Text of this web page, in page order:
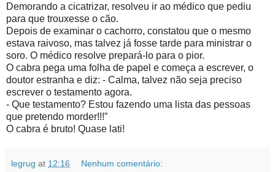
Demorando a cicatrizar, resolveu ir ao médico que pediu
para que trouxesse o cão.
Depois de examinar o cachorro, constatou que o mesmo
estava raivoso, mas talvez já fosse tarde para ministrar o
soro. O médico resolve prepará-lo para o pior.
O cabra pega uma folha de papel e começa a escrever, o
doutor estranha e diz: - Calma, talvez não seja preciso
escrever o testamento agora.
- Que testamento? Estou fazendo uma lista das pessoas
que pretendo morder!!!”
O cabra é bruto! Quase lati!
legrug at 12:16 Nenhum comentário: